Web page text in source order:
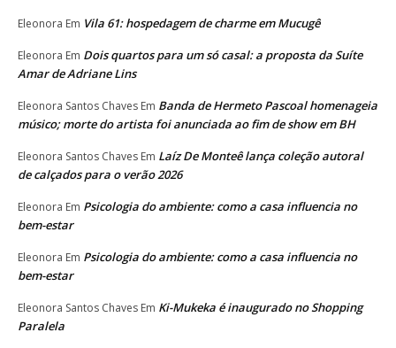
Eleonora Em Vila 61: hospedagem de charme em Mucugê
Eleonora Em Dois quartos para um só casal: a proposta da Suíte
Amar de Adriane Lins
Eleonora Santos Chaves Em Banda de Hermeto Pascoal homenageia
músico; morte do artista foi anunciada ao fim de show em BH
Eleonora Santos Chaves Em Laíz De Monteê lança coleção autoral
de calçados para o verão 2026
Eleonora Em Psicologia do ambiente: como a casa influencia no
bem-estar
Eleonora Em Psicologia do ambiente: como a casa influencia no
bem-estar
Eleonora Santos Chaves Em Ki-Mukeka é inaugurado no Shopping
Paralela